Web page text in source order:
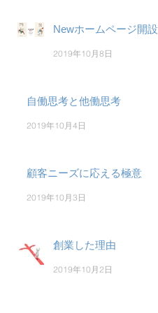
Newホームページ開設
2019年10月8日
自働思考と他働思考
2019年10月4日
顧客ニーズに応える極意
2019年10月3日
創業した理由
2019年10月2日